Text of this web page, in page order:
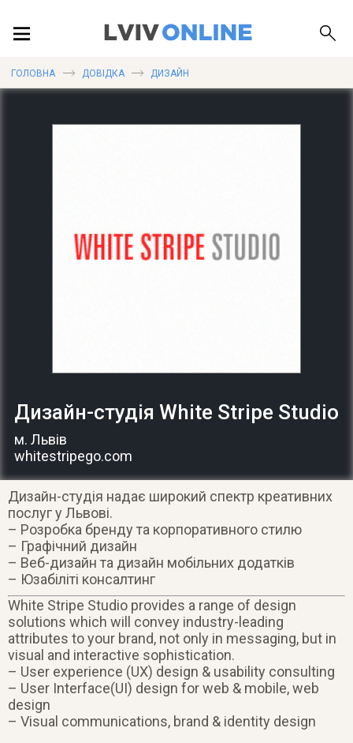
ГОЛОВНА ДОВІДКА ДИЗАЙН
Дизайн-студія White Stripe Studio
м. Львів
whitestripego.com
Дизайн-студія надає широкий спектр креативних
послуг у Львові.
– Розробка бренду та корпоративного стилю
– Графічний дизайн
– Веб-дизайн та дизайн мобільних додатків
– Юзабіліті консалтинг
White Stripe Studio provides a range of design
solutions which will convey industry-leading
attributes to your brand, not only in messaging, but in
visual and interactive sophistication.
– User experience (UX) design & usability consulting
– User Interface(UI) design for web & mobile, web
design
– Visual communications, brand & identity design